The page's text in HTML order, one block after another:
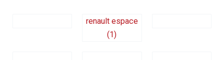
renault espace
(1)